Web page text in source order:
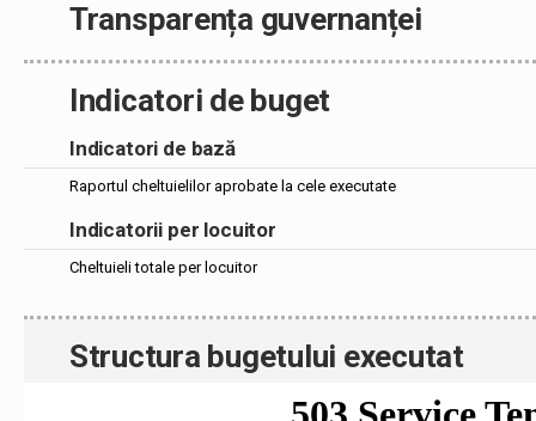
Transparența guvernanței
Indicatori de buget
Indicatori de bază
Raportul cheltuielilor aprobate la cele executate
Indicatorii per locuitor
Cheltuieli totale per locuitor
Structura bugetului executat